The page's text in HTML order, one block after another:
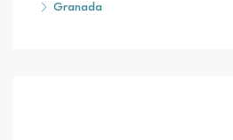
Granada